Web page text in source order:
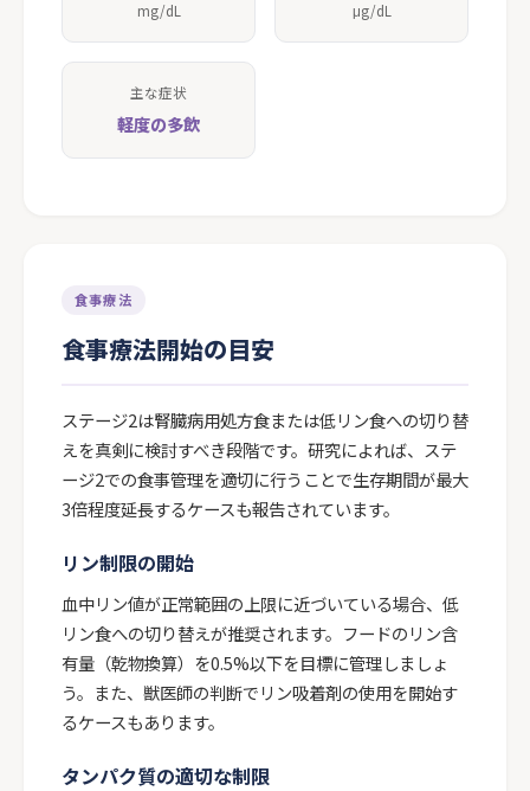
mg/dL μg/dL
主な症状
軽度の多飲
食事療法
食事療法開始の目安
ステージ2は腎臓病用処方食または低リン食への切り替
えを真剣に検討すべき段階です。研究によれば、ステ
ージ2での食事管理を適切に行うことで生存期間が最大
3倍程度延長するケースも報告されています。
リン制限の開始
血中リン値が正常範囲の上限に近づいている場合、低
リン食への切り替えが推奨されます。フードのリン含
有量（乾物換算）を0.5%以下を目標に管理しましょ
う。また、獣医師の判断でリン吸着剤の使用を開始す
るケースもあります。
タンパク質の適切な制限